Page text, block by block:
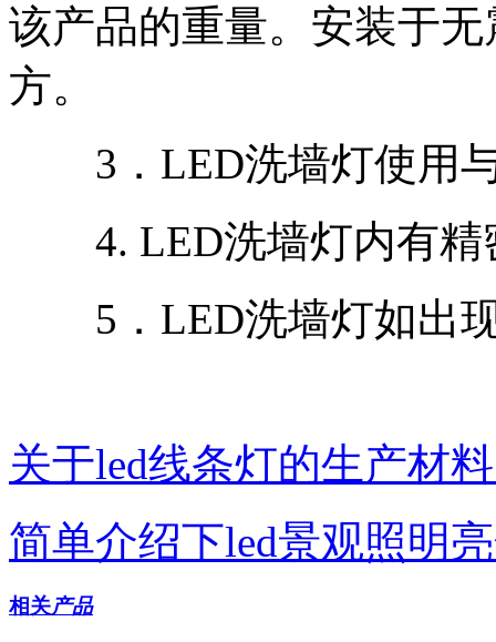
该产品的重量。安装于
方。
3．LED洗墙灯使用与
4. LED洗墙灯内有精
5．LED洗墙灯如出现
关于led线条灯的生产材
简单介绍下led景观照明
相关产品